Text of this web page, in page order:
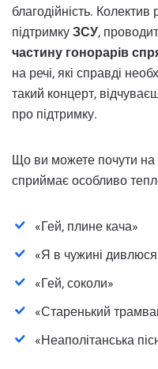
благодійність.
підтримку ЗСУ,
частину гонорарів
на речі, які справді
такий концерт,
про підтримку.
Що ви можете почути на
сприймає особливо
«Гей, плине кача»
«Я в чужині
«Гей, соколи»
«Старенький
«Неаполітанська